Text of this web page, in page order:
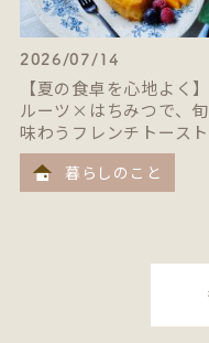
2026/07/14
【夏の食卓を心地よく
ルーツ×はちみつで、
味わうフレンチトースト
暮らしのこと